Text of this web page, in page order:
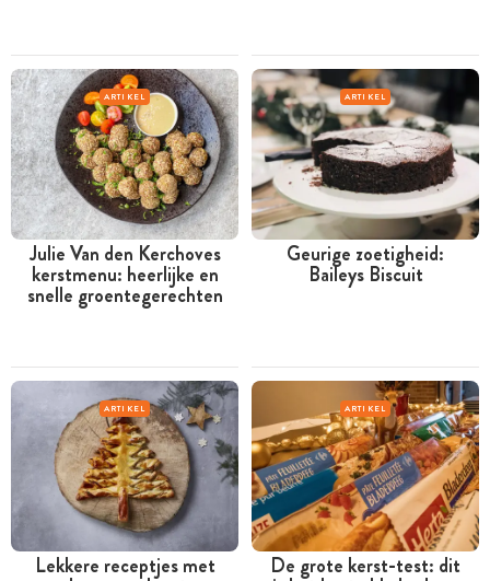
ARTIKEL
Julie Van den Kerchoves
kerstmenu: heerlijke en
snelle groentegerechten
ARTIKEL
Geurige zoetigheid:
Baileys Biscuit
ARTIKEL
Lekkere receptjes met
ARTIKEL
De grote kerst-test: dit